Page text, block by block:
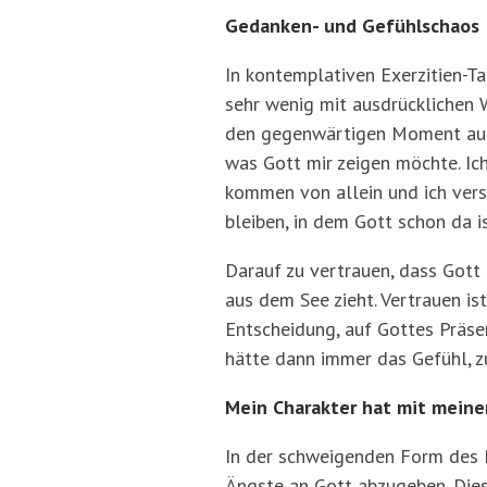
Gedanken- und Gefühlschaos
In kontemplativen Exerzitien-
sehr wenig mit ausdrücklichen
den gegenwärtigen Moment
was Gott mir zeigen möchte.
kommen von allein und ich
bleiben, in dem Gott schon da
Darauf zu vertrauen, dass
aus dem See zieht. Vertrauen
Entscheidung, auf Gottes
hätte dann immer das Gefühl,
Mein Charakter hat mit
In der schweigenden Form